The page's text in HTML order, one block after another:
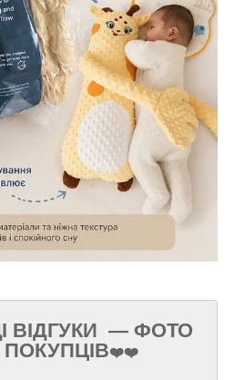
ВІДГУКИ — ФОТО
❤️❤️